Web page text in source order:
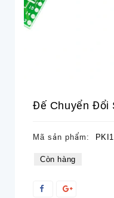
Đế Chuyển Đổi
Mã sản phẩm:
Còn hàng